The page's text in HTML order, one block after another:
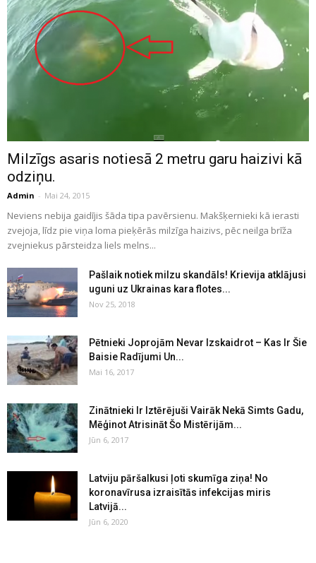
Milzīgs asaris notiesā 2 metru garu haizivi kā
odziņu.
Admin - Mai 24, 2015
Neviens nebija gaidījis šāda tipa pavērsienu. Makšķernieki kā ierasti
zvejoja, līdz pie viņa loma pieķērās milzīga haizivs, pēc neilga brīža
zvejniekus pārsteidza liels melns...
Pašlaik notiek milzu skandāls! Krievija atklājusi
uguni uz Ukrainas kara flotes...
Nov 25, 2018
Pētnieki Joprojām Nevar Izskaidrot – Kas Ir Šie
Baisie Radījumi Un...
Mai 16, 2017
Zinātnieki Ir Iztērējuši Vairāk Nekā Simts Gadu,
Mēģinot Atrisināt Šo Mistērijām...
Jūn 6, 2017
Latviju pāršalkusi ļoti skumīga ziņa! No
koronavīrusa izraisītās infekcijas miris
Latvijā...
Jūn 6, 2020